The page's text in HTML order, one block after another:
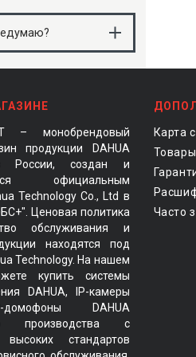
есть опция без
Сплите на 2 месяца
оплачиваете только
В Сплитах длиннее
— она зависит от
со Сплитом можно так
– монобрендовый
продукции DAHUA
России, создан и
официальным
Technology Co., Ltd в
Ценовая политика
обслуживания и
находятся под
Technology. На нашем
купить системы
DAHUA, IP-камеры
DAHUA
производства с
стандартов
Карта
Часто